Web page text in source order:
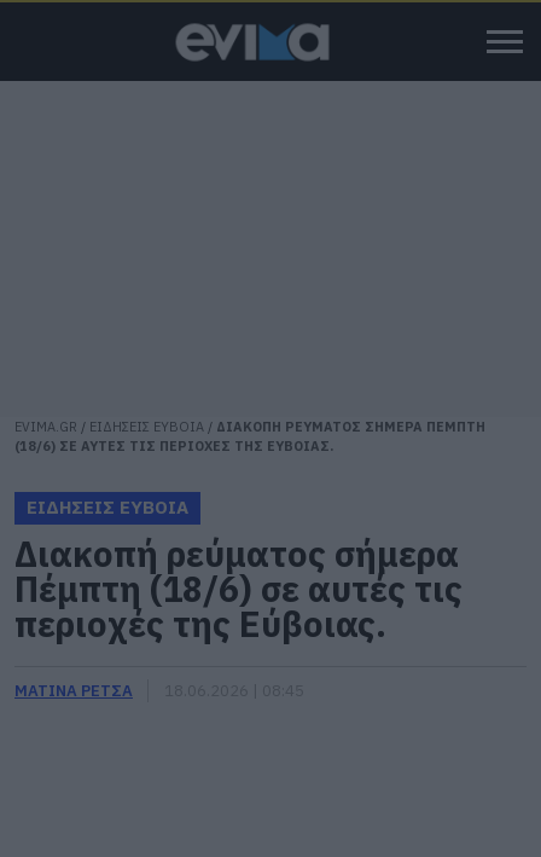
EVIMA.GR / ΕΙΔΗΣΕΙΣ ΕΥΒΟΙΑ / ΔΙΑΚΟΠΗ ΡΕΥΜΑΤΟΣ ΣΗΜΕΡΑ ΠΕΜΠΤΗ
(18/6) ΣΕ ΑΥΤΕΣ ΤΙΣ ΠΕΡΙΟΧΕΣ ΤΗΣ ΕΥΒΟΙΑΣ.
ΕΙΔΗΣΕΙΣ ΕΥΒΟΙΑ
Διακοπή ρεύματος σήμερα
Πέμπτη (18/6) σε αυτές τις
περιοχές της Εύβοιας.
ΜΑΤΙΝΑ ΡΕΤΣΑ